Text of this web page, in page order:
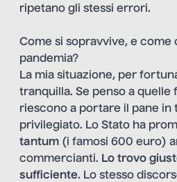
ripetano gli stessi errori.
Come si sopravvive, e come
pandemia?
La mia situazione, per
tranquilla. Se penso a quelle
riescono a portare il pane in
privilegiato. Lo Stato ha
tantum (i famosi 600 euro)
commercianti. Lo trovo
sufficiente. Lo stesso